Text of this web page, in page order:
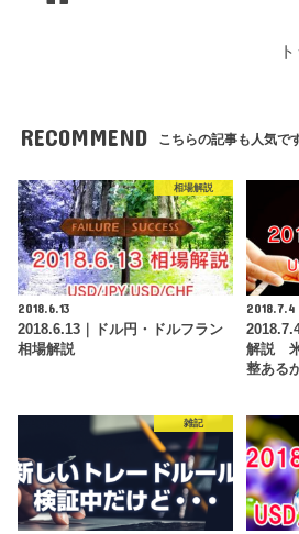
RECOMMEND こちらの記事も人気で
相場解説
2018.6.13
2018.6.13｜ドル円・ドルフラン
相場解説
2018.7.4
解説 米
整ある
雑記